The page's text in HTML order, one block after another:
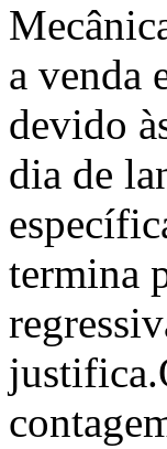
a venda
devido
dia de
termina